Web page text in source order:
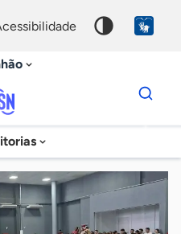
acessibilidade
Dados
para
chave